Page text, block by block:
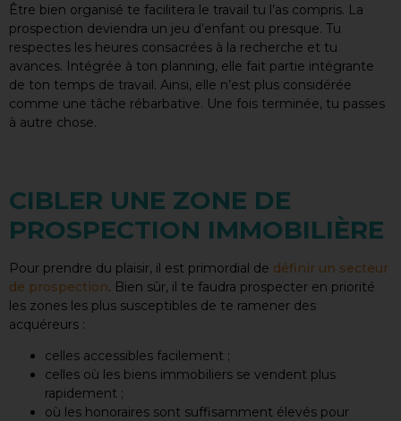
Être bien organisé te facilitera le travail tu l’as compris. La
prospection deviendra un jeu d’enfant ou presque. Tu
respectes les heures consacrées à la recherche et tu
avances. Intégrée à ton planning, elle fait partie intégrante
de ton temps de travail. Ainsi, elle n’est plus considérée
comme une tâche rébarbative. Une fois terminée, tu passes
à autre chose.
CIBLER UNE ZONE DE
PROSPECTION IMMOBILIÈRE
Pour prendre du plaisir, il est primordial de définir un secteur
de prospection. Bien sûr, il te faudra prospecter en priorité
les zones les plus susceptibles de te ramener des
acquéreurs :
celles accessibles facilement ;
celles où les biens immobiliers se vendent plus
rapidement ;
où les honoraires sont suffisamment élevés pour